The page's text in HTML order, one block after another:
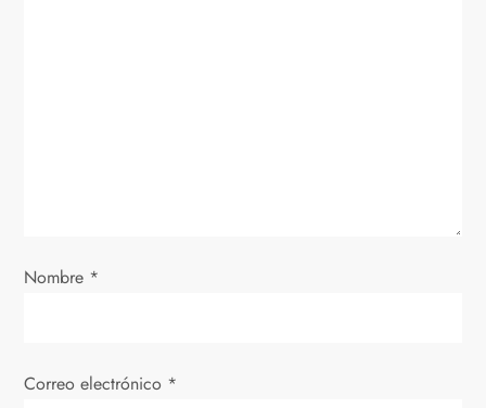
e
t
Nombre *
Correo electrónico *